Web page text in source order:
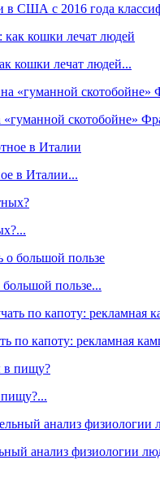
США с 2016 года
кошки лечат людей...
скотобойне»
в Италии...
пользе...
по капоту: рекламная
анализ физиологии